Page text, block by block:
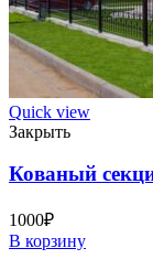
Quick view
Закрыть
Кованый
1000₽
В корзину